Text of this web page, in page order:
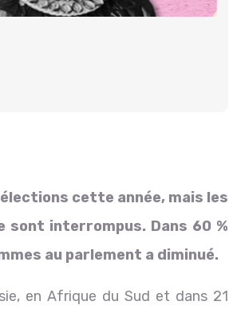
cette année, mais les
interrompus. Dans 60 %
au parlement a diminué.
en Afrique du Sud et dans 21